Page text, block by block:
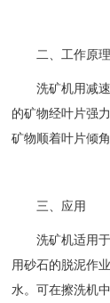
二、工作原理
洗矿机用减
的矿物经叶片强
矿物顺着叶片倾
三、应用
洗矿机适用
用砂石的脱泥作
水。可在擦洗机